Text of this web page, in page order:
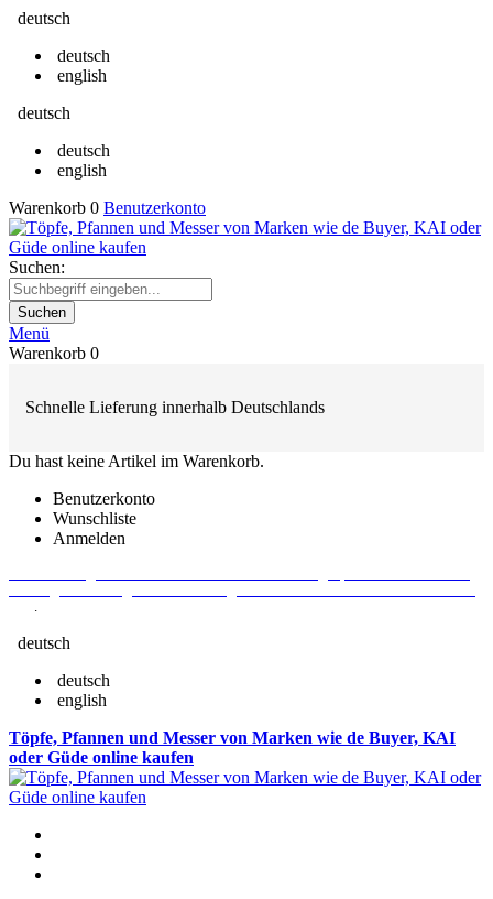
deutsch
deutsch
english
deutsch
deutsch
english
Warenkorb 0 Benutzerkonto
Suchen:
Suchen
Menü
Warenkorb 0
Schnelle Lieferung innerhalb Deutschlands
Du hast keine Artikel im Warenkorb.
Benutzerkonto
Wunschliste
Anmelden
.
deutsch
deutsch
english
Töpfe, Pfannen und Messer von Marken wie de Buyer, KAI
oder Güde online kaufen